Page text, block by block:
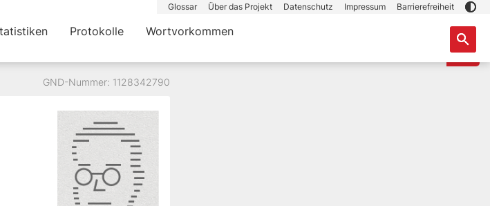
Glossar Über das Projekt Datenschutz Impressum Barrierefreiheit
Protokolle Wortvorkommen
GND-Nummer: 1128342790